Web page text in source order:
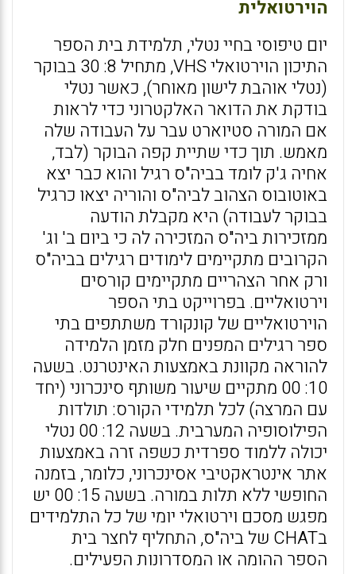
הוירטואלית
יום טיפוסי בחיי נטלי, תלמידת בית הספר
התיכון הוירטואלי VHS, מתחיל 8: 30 בבוקר
(נטלי אוהבת לישון מאוחר), כאשר נטלי
בודקת את הדואר האלקטרוני כדי לראות
אם המורה סטיוארט עבר על העבודה שלה
מאמש. תוך כדי שתיית קפה הבוקר (לבד,
אחיה ג'ק לומד בביה"ס רגיל והוא כבר יצא
באוטובוס הצהוב לביה"ס והוריה יצאו כרגיל
בבוקר לעבודה) היא מקבלת הודעה
ממזכירות ביה"ס המזכירה לה כי ביום ב' וג'
הקרובים מתקיימים לימודים רגילים בביה"ס
ורק אחר הצהריים מתקיימים קורסים
וירטואליים. בפרוייקט בתי הספר
הוירטואליים של קונקורד משתתפים בתי
ספר רגילים המפנים חלק מזמן הלמידה
להוראה מקוונת באמצעות האינטרנט. בשעה
10: 00 מתקיים שיעור משותף סינכרוני (יחד
עם המרצה) לכל תלמידי הקורס: תולדות
הפילוסופיה המערבית. בשעה 12: 00 נטלי
יכולה ללמוד ספרדית כשפה זרה באמצעות
אתר אינטראקטיבי אסינכרוני, כלומר, בזמנה
החופשי ללא תלות במורה. בשעה 15: 00 יש
מפגש מסכם וירטואלי יומי של כל התלמידים
בCHAT של ביה"ס, התחליף לחצר בית
הספר ההומה או המסדרונות הפעילים.